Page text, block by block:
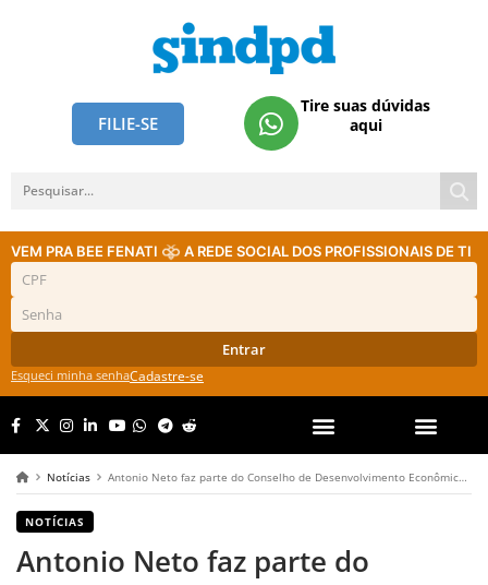
FILIE-SE
Tire suas dúvidas
aqui
VEM PRA BEE FENATI A REDE SOCIAL DOS PROFISSIONAIS DE TI
Entrar
Esqueci minha senhaCadastre-se
Notícias Antonio Neto faz parte do Conselho de Desenvolvimento Econômico e Social
NOTÍCIAS
Antonio Neto faz parte do